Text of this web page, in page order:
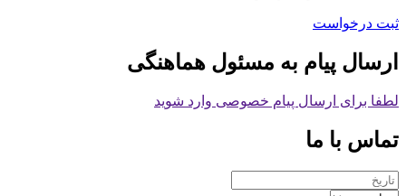
ثبت درخواست
ارسال پیام به مسئول هماهنگی
لطفا برای ارسال پیام خصوصی وارد شوید
تماس با ما